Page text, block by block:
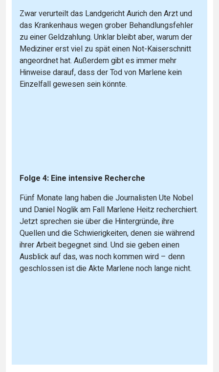
Zwar verurteilt das Landgericht Aurich den Arzt und
das Krankenhaus wegen grober Behandlungsfehler
zu einer Geldzahlung. Unklar bleibt aber, warum der
Mediziner erst viel zu spät einen Not-Kaiserschnitt
angeordnet hat. Außerdem gibt es immer mehr
Hinweise darauf, dass der Tod von Marlene kein
Einzelfall gewesen sein könnte.
Folge 4: Eine intensive Recherche
Fünf Monate lang haben die Journalisten Ute Nobel
und Daniel Noglik am Fall Marlene Heitz recherchiert.
Jetzt sprechen sie über die Hintergründe, ihre
Quellen und die Schwierigkeiten, denen sie während
ihrer Arbeit begegnet sind. Und sie geben einen
Ausblick auf das, was noch kommen wird – denn
geschlossen ist die Akte Marlene noch lange nicht.